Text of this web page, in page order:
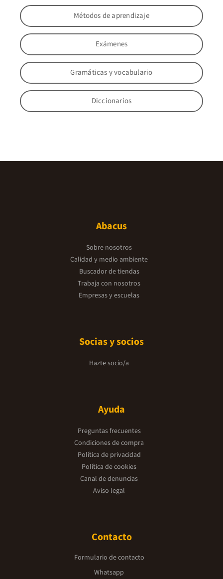
Métodos de aprendizaje
Exámenes
Gramáticas y vocabulario
Diccionarios
Abacus
Sobre nosotros
Calidad y medio ambiente
Buscador de tiendas
Trabaja con nosotros
Empresas y escuelas
Socias y socios
Hazte socio/a
Ayuda
Preguntas frecuentes
Condiciones de compra
Política de privacidad
Política de cookies
Canal de denuncias
Aviso legal
Contacto
Formulario de contacto
Whatsapp